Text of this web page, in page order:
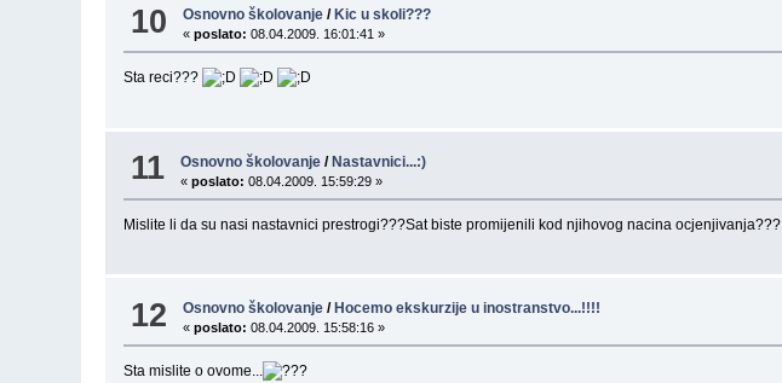
10 Osnovno školovanje / Kic u skoli???
«poslato: 08.04.2009. 16:01:41 »
Sta reci???
11 Osnovno školovanje /Nastavnici...:)
«poslato: 08.04.2009. 15:59:29 »
Mislite li da su nasi nastavnici prestrogi???Sat biste promijenili kod njihovog nacina ocjenjivanja???
12 Osnovno školovanje / Hocemo ekskurzije u inostranstvo...!!!!
«poslato: 08.04.2009. 15:58:16 »
Sta mislite o ovome...